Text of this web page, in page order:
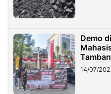
Demo
14/07/